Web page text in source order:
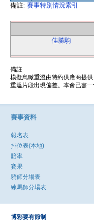
備註: 賽事特別情況索引
佳勝駒
備註
模擬鳥瞰重溫由特約供應商提
重溫片段出現偏差。本會已盡
賽事資料
報名表
排位表(本地)
賠率
賽果
騎師分場表
練馬師分場表
博彩要有節制